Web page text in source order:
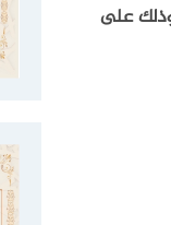
وذلك على